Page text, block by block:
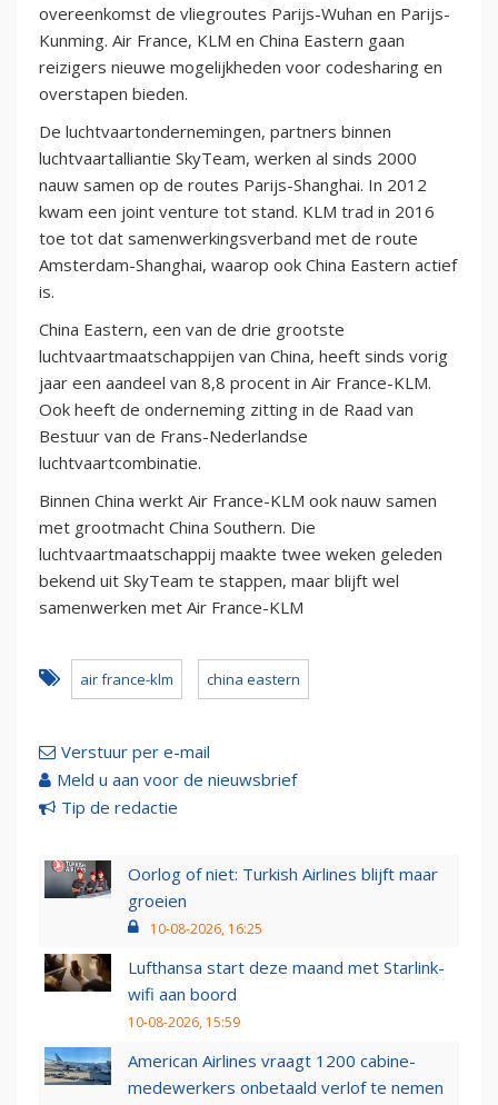
overeenkomst de vliegroutes Parijs-Wuhan en Parijs-
Kunming. Air France, KLM en China Eastern gaan
reizigers nieuwe mogelijkheden voor codesharing en
overstapen bieden.
De luchtvaartondernemingen, partners binnen
luchtvaartalliantie SkyTeam, werken al sinds 2000
nauw samen op de routes Parijs-Shanghai. In 2012
kwam een joint venture tot stand. KLM trad in 2016
toe tot dat samenwerkingsverband met de route
Amsterdam-Shanghai, waarop ook China Eastern actief
is.
China Eastern, een van de drie grootste
luchtvaartmaatschappijen van China, heeft sinds vorig
jaar een aandeel van 8,8 procent in Air France-KLM.
Ook heeft de onderneming zitting in de Raad van
Bestuur van de Frans-Nederlandse
luchtvaartcombinatie.
Binnen China werkt Air France-KLM ook nauw samen
met grootmacht China Southern. Die
luchtvaartmaatschappij maakte twee weken geleden
bekend uit SkyTeam te stappen, maar blijft wel
samenwerken met Air France-KLM
air france-klm china eastern
Verstuur per e-mail
Meld u aan voor de nieuwsbrief
Tip de redactie
Oorlog of niet: Turkish Airlines blijft maar
groeien
10-08-2026, 16:25
Lufthansa start deze maand met Starlink-
wifi aan boord
10-08-2026, 15:59
American Airlines vraagt 1200 cabine-
medewerkers onbetaald verlof te nemen